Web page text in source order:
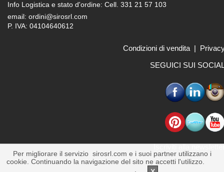
Per migliorare il servizio sirosrl.com e i suoi partner utilizzano i
cookie. Continuando la navigazione del sito ne accetti l'utilizzo.
Info Logistica e stato d'ordine: Cell. 331 21 57 103
email: ordini@sirosrl.com
P. IVA: 04104640612
Condizioni di vendita |
SEGUICI SUI
Iscriviti alla